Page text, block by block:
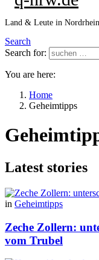
Land & Leute in
Search
Search for:
You are here:
Home
Geheimtipps
Latest stories
in Geheimtipps
Zeche Zollern:
vom Trubel